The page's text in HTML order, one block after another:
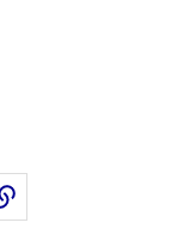
LinkedInpar email